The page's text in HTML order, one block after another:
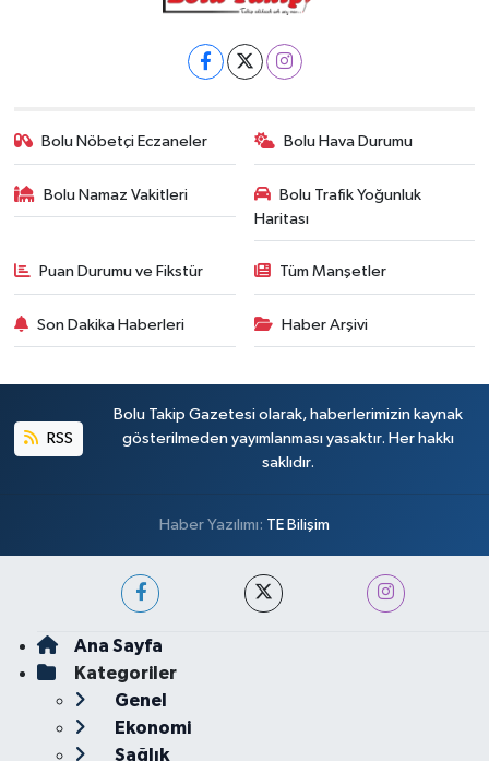
Bolu Nöbetçi Eczaneler Bolu Hava Durumu
Bolu Namaz Vakitleri
Bolu Trafik Yoğunluk
Haritası
Puan Durumu ve Fikstür Tüm Manşetler
Son Dakika Haberleri Haber Arşivi
RSS
Bolu Takip Gazetesi olarak, haberlerimizin kaynak
gösterilmeden yayımlanması yasaktır. Her hakkı
saklıdır.
Haber Yazılımı: TE Bilişim
Ana Sayfa
Kategoriler
Genel
Ekonomi
Sağlık